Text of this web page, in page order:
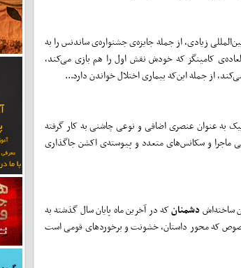
زیادی، از جمله جایزه‌ی جشنواره‌ی ساندنس را به
کامینگز که خودش نقش اول را هم بازی می‌کند،
از جمله این‌که بیماری اختلال خواندن دارد...
به عنوان عنصری اضافی و نوعی چاشنی به کار گرفته
ماجرا و سکانس‌های متعدد و پیوسته‌ی اکشن جاگذاری
دشمنانکه در آخرین ماه پایان سال گذشته به
که محور داستان، خشونت و برخوردهای قومی است